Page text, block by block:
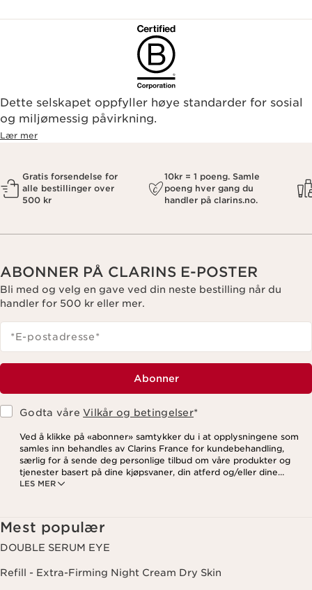
Dette selskapet oppfyller høye standarder for sosial
og miljømessig påvirkning.
Lær mer
Gratis forsendelse for
alle bestillinger over
500 kr
10kr = 1 poeng. Samle
poeng hver gang du
handler på clarins.no.
ABONNER PÅ CLARINS E-POSTER
Bli med og velg en gave ved din neste bestilling når du
handler for 500 kr eller mer.
*E-postadresse*
Abonner
Godta våreVilkår og betingelser*
LES MER
Ved å klikke på «abonner» samtykker du i at opplysningene som
samles inn behandles av Clarins France for kundebehandling,
særlig for å sende deg personlige tilbud om våre produkter og
tjenester basert på dine kjøpsvaner, din atferd og/eller dine
interesser, inkludert visning på sosiale medier og
avmeldingslenken i hvert nyhetsbrev. For mer informasjon om
hvordan vi behandler dine data og dine rettigheter, vennligst se
vår personvernerklæring
Mest populær
DOUBLE SERUM EYE
Refill - Extra-Firming Night Cream Dry Skin